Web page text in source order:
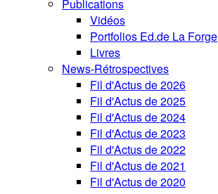
Publications
Vidéos
Portfolios Ed.de La Forge
Livres
News-Rétrospectives
Fil d'Actus de 2026
Fil d'Actus de 2025
Fil d'Actus de 2024
Fil d'Actus de 2023
Fil d'Actus de 2022
Fil d'Actus de 2021
Fil d'Actus de 2020